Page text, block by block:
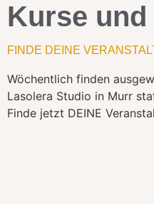
Kurse
FINDE DEINE
Wöchentlich finden
Lasolera Studio in Murr
Finde jetzt DEINE